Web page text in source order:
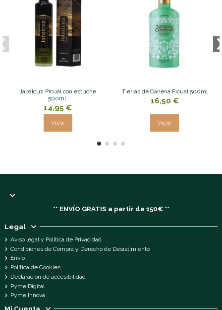
Jabalcuz Picual con estuche
500ml.
14,95 €
View
Tierras de Canena Picual 500ml
16,50 €
View
** ENVÍO GRATIS a partir de 150€ **
Legal
Aviso legal y Política de Privacidad
Condiciones de Compra y Derecho de Desistimiento
Envío
Política de Cookies
Declaración de accesibilidad
Pyme Digital
Pyme Innova